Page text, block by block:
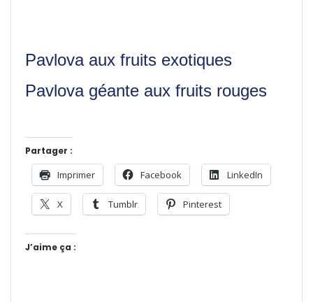
Pavlova aux fruits exotiques
Pavlova géante aux fruits rouges
Partager :
Imprimer Facebook LinkedIn
X Tumblr Pinterest
J’aime ça :